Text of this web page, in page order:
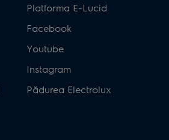
Platforma E-Lucid
Facebook
Youtube
Instagram
Pădurea Electrolux